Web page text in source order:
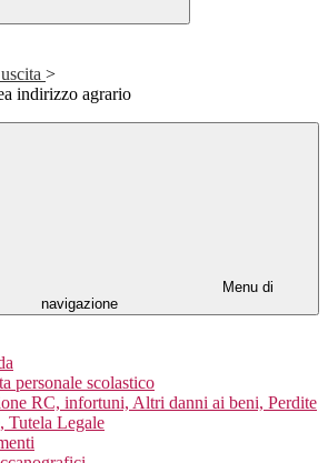
>
indirizzo agrario
Menu di
navigazione
personale scolastico
RC, infortuni, Altri danni ai beni, Perdite
Tutela Legale